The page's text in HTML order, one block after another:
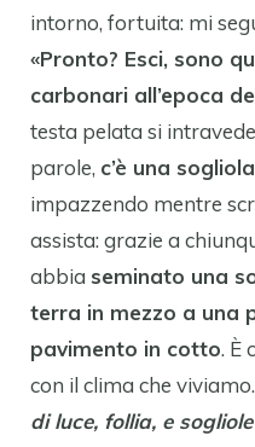
intorno, fortuita: mi
«Pronto? Esci, sono
carbonari all’epoca
testa pelata si
parole, c’è una
impazzendo mentre
assista: grazie a
abbia seminato una
terra in mezzo a una
pavimento in cotto. È
con il clima che
di luce, follia, e